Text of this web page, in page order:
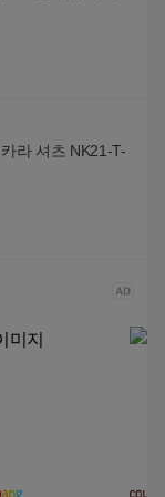
라 셔츠 NK21-T-